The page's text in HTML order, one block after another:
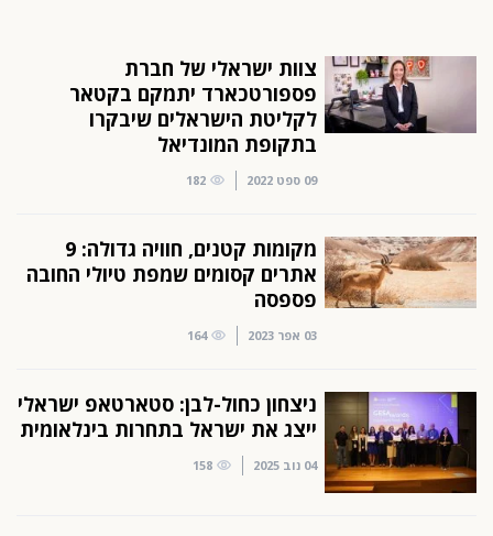
צוות ישראלי של חברת
פספורטכארד יתמקם בקטאר
לקליטת הישראלים שיבקרו
בתקופת המונדיאל
09 ספט 2022 182
מקומות קטנים, חוויה גדולה: 9
אתרים קסומים שמפת טיולי החובה
פספסה
03 אפר 2023 164
ניצחון כחול-לבן: סטארטאפ ישראלי
ייצג את ישראל בתחרות בינלאומית
04 נוב 2025 158